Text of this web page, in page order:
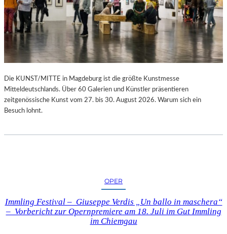
Die KUNST/MITTE in Magdeburg ist die größte Kunstmesse
Mitteldeutschlands. Über 60 Galerien und Künstler präsentieren
zeitgenössische Kunst vom 27. bis 30. August 2026. Warum sich ein
Besuch lohnt.
OPER
Immling Festival – Giuseppe Verdis „Un ballo in maschera“
– Vorbericht zur Opernpremiere am 18. Juli im Gut Immling
im Chiemgau